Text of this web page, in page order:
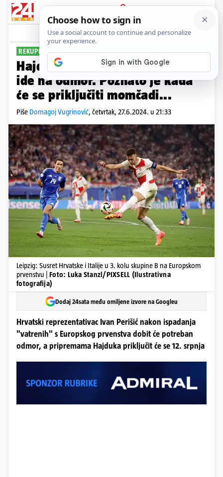
PRIJAVA
Sport Komentari
REKUPERACIJA, A ONDA...
Hajduk čeka Perišića, ali prvo
ide na odmor. Poznato je kada
će se priključiti momčadi...
Piše Domagoj Vugrinović, četvrtak, 27.6.2024. u 21:33
Leipzig: Susret Hrvatske i Italije u 3. kolu skupine B na Europskom
prvenstvu | Foto: Luka Stanzl/PIXSELL (Ilustrativna
fotografija)
Dodaj 24sata među omiljene izvore na Googleu
Hrvatski reprezentativac Ivan Perišić nakon ispadanja
"vatrenih" s Europskog prvenstva dobit će potreban
odmor, a pripremama Hajduka priključit će se 12. srpnja